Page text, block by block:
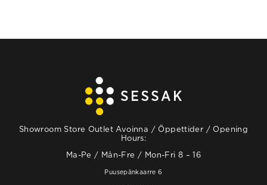
Showroom Store Outlet Avoinna / Öppettider / Opening
Hours:
Ma-Pe / Mån-Fre / Mon-Fri 8 – 16
Puusepänkaarre 6